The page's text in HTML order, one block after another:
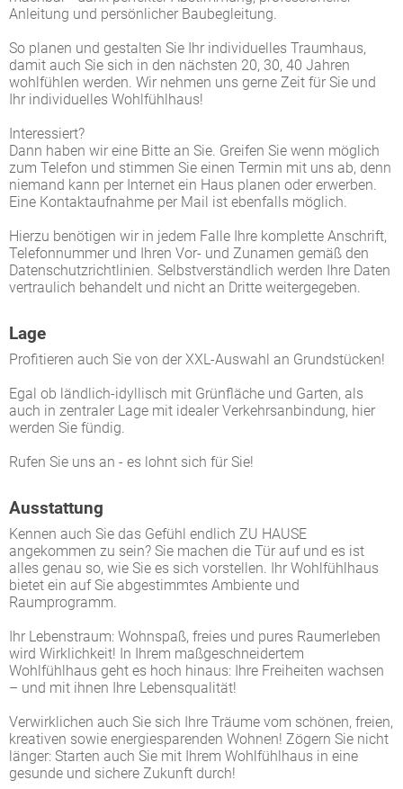
Anleitung und persönlicher Baubegleitung.
So planen und gestalten Sie Ihr individuelles Traumhaus,
damit auch Sie sich in den nächsten 20, 30, 40 Jahren
wohlfühlen werden. Wir nehmen uns gerne Zeit für Sie und
Ihr individuelles Wohlfühlhaus!
Interessiert?
Dann haben wir eine Bitte an Sie. Greifen Sie wenn möglich
zum Telefon und stimmen Sie einen Termin mit uns ab, denn
niemand kann per Internet ein Haus planen oder erwerben.
Eine Kontaktaufnahme per Mail ist ebenfalls möglich.
Hierzu benötigen wir in jedem Falle Ihre komplette Anschrift,
Telefonnummer und Ihren Vor- und Zunamen gemäß den
Datenschutzrichtlinien. Selbstverständlich werden Ihre Daten
vertraulich behandelt und nicht an Dritte weitergegeben.
Lage
Profitieren auch Sie von der XXL-Auswahl an Grundstücken!
Egal ob ländlich-idyllisch mit Grünfläche und Garten, als
auch in zentraler Lage mit idealer Verkehrsanbindung, hier
werden Sie fündig.
Rufen Sie uns an - es lohnt sich für Sie!
Ausstattung
Kennen auch Sie das Gefühl endlich ZU HAUSE
angekommen zu sein? Sie machen die Tür auf und es ist
alles genau so, wie Sie es sich vorstellen. Ihr Wohlfühlhaus
bietet ein auf Sie abgestimmtes Ambiente und
Raumprogramm.
Ihr Lebenstraum: Wohnspaß, freies und pures Raumerleben
wird Wirklichkeit! In Ihrem maßgeschneidertem
Wohlfühlhaus geht es hoch hinaus: Ihre Freiheiten wachsen
– und mit ihnen Ihre Lebensqualität!
Verwirklichen auch Sie sich Ihre Träume vom schönen, freien,
kreativen sowie energiesparenden Wohnen! Zögern Sie nicht
länger: Starten auch Sie mit Ihrem Wohlfühlhaus in eine
gesunde und sichere Zukunft durch!